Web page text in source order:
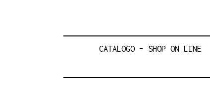
CATALOGO – SHOP ON LINE